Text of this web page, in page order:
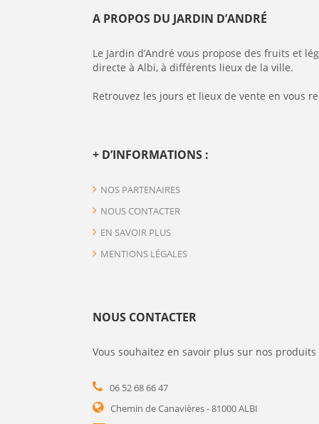
A PROPOS DU JARDIN D’ANDRÉ
Le Jardin d’André vous propose des fruits et
directe à Albi, à différents lieux de la ville.
Retrouvez les jours et lieux de vente en vous
+ D’INFORMATIONS :
NOS PARTENAIRES
NOUS CONTACTER
EN SAVOIR PLUS
MENTIONS LÉGALES
NOUS CONTACTER
Vous souhaitez en savoir plus sur nos
06 52 68 66 47
Chemin de Canavières - 81000 ALBI